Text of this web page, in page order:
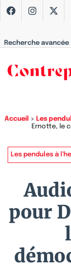
Recherche avancée
Accueil > Les
Ernotte, le
Les pendules à
pour